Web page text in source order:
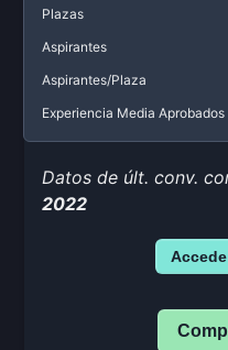
Plazas
Aspirantes
Aspirantes/Plaza
Experiencia Media Aprobados
Datos de últ. conv.
2022